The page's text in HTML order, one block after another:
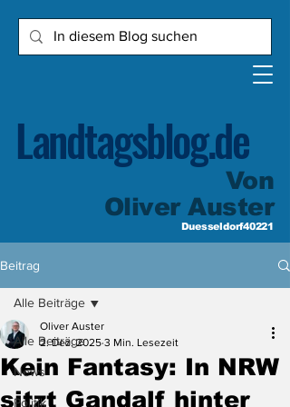
Landtagsblog.de
Von
Oliver Auster
Duesseldorf40221
Beitrag
Alle Beiträge
News
Politik
Alle Beiträge
Kein Fantasy: In NRW
sitzt Gandalf hinter
Oliver Auster
2. Dez. 2025 3 Min. Lesezeit